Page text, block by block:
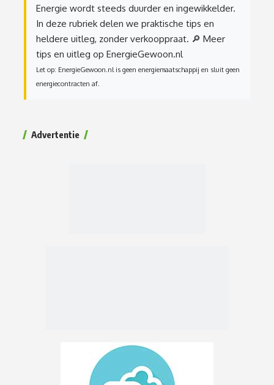
Energie wordt steeds duurder en ingewikkelder.
In deze rubriek delen we praktische tips en
heldere uitleg, zonder verkooppraat. 🔎 Meer
tips en uitleg op EnergieGewoon.nl
Let op: EnergieGewoon.nl is geen energiemaatschappij en sluit geen
energiecontracten af.
Advertentie